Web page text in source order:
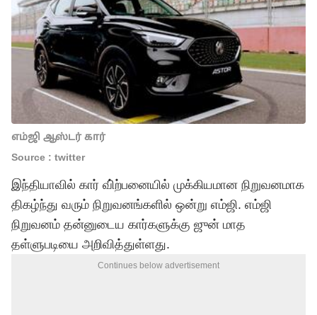
எம்ஜி ஆஸ்டர் கார்
Source : twitter
இந்தியாவில் கார் வி்ற்பனையில் முக்கியமான நிறுவனமாக
திகழ்ந்து வரும் நிறுவனங்களில் ஒன்று எம்ஜி. எம்ஜி
நிறுவனம் தன்னுடைய கார்களுக்கு ஜுன் மாத
தள்ளுபடியை அறிவித்துள்ளது.
Continues below advertisement